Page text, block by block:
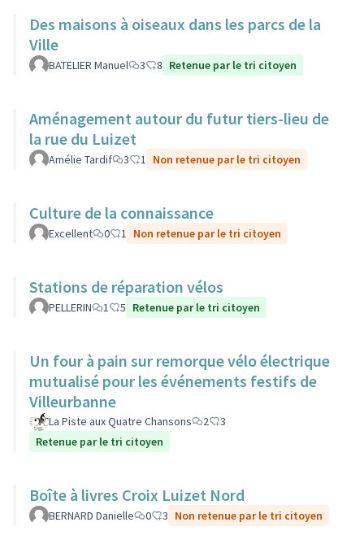
Des maisons à oiseaux dans les parcs de la
Ville
BATELIER Manuel 3 8 Retenue par le tri citoyen
Aménagement autour du futur tiers-lieu de
la rue du Luizet
Amélie Tardif 3 1 Non retenue par le tri citoyen
Culture de la connaissance
Excellent 0 1 Non retenue par le tri citoyen
Stations de réparation vélos
PELLERIN 1 5 Retenue par le tri citoyen
Un four à pain sur remorque vélo électrique
mutualisé pour les événements festifs de
Villeurbanne
La Piste aux Quatre Chansons 2
3
Retenue par le tri citoyen
Boîte à livres Croix Luizet Nord
BERNARD Danielle 0 3 Non retenue par le tri citoyen